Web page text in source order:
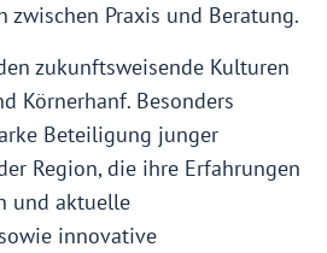
zwischen Praxis und Beratung.
zukunftsweisende Kulturen
Körnerhanf. Besonders
Beteiligung junger
Region, die ihre Erfahrungen
und aktuelle
innovative